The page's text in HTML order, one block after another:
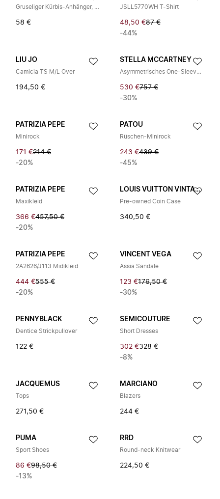
Gruseliger Kürbis-Anhänger, der im Dunkeln leuchtet
58 €
JSLL5770WH T-Shirt
48,50 €87 €
-44%
LIU JO
Camicia TS M/L Over
194,50 €
STELLA MCCARTNEY
Asymmetrisches One-Sleeve Top
530 €757 €
-30%
PATRIZIA PEPE
Minirock
171 €214 €
-20%
PATOU
Rüschen-Minirock
243 €439 €
-45%
PATRIZIA PEPE
Maxikleid
366 €457,50 €
-20%
LOUIS VUITTON VINTAGE
Pre-owned Coin Case
340,50 €
PATRIZIA PEPE
2A2626/J113 Midikleid
444 €555 €
-20%
VINCENT VEGA
Assia Sandale
123 €176,50 €
-30%
PENNYBLACK
Dentice Strickpullover
122 €
SEMICOUTURE
Short Dresses
302 €328 €
-8%
JACQUEMUS
Tops
271,50 €
MARCIANO
Blazers
244 €
PUMA
Sport Shoes
86 €98,50 €
-13%
RRD
Round-neck Knitwear
224,50 €